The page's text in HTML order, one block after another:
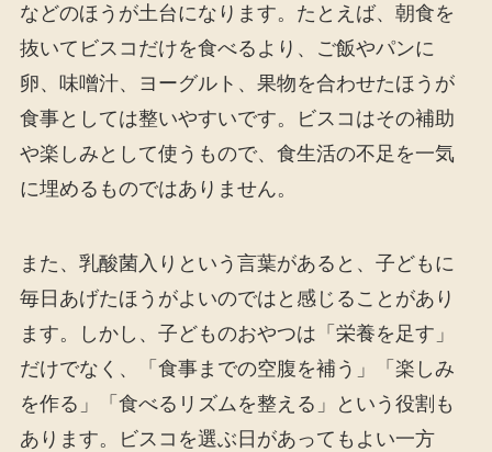
などのほうが土台になります。たとえば、朝食を
抜いてビスコだけを食べるより、ご飯やパンに
卵、味噌汁、ヨーグルト、果物を合わせたほうが
食事としては整いやすいです。ビスコはその補助
や楽しみとして使うもので、食生活の不足を一気
に埋めるものではありません。
また、乳酸菌入りという言葉があると、子どもに
毎日あげたほうがよいのではと感じることがあり
ます。しかし、子どものおやつは「栄養を足す」
だけでなく、「食事までの空腹を補う」「楽しみ
を作る」「食べるリズムを整える」という役割も
あります。ビスコを選ぶ日があってもよい一方